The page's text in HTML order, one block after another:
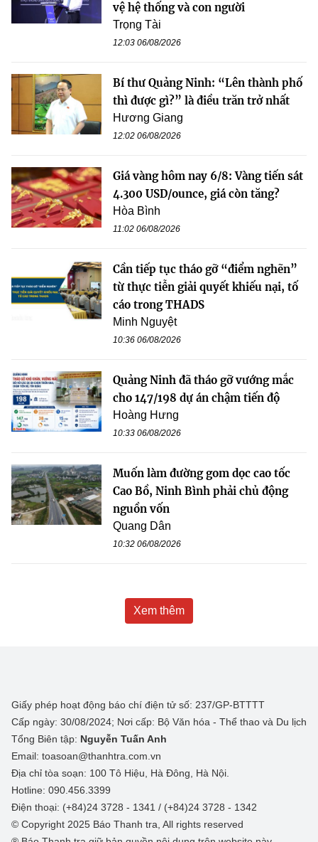
vệ hệ thống và con người
Trọng Tài
12:03 06/08/2026
Bí thư Quảng Ninh: “Lên thành phố
thì được gì?” là điều trăn trở nhất
Hương Giang
12:02 06/08/2026
Giá vàng hôm nay 6/8: Vàng tiến sát
4.300 USD/ounce, giá còn tăng?
Hòa Bình
11:02 06/08/2026
Cần tiếp tục tháo gỡ “điểm nghẽn”
từ thực tiễn giải quyết khiếu nại, tố
cáo trong THADS
Minh Nguyệt
10:36 06/08/2026
Quảng Ninh đã tháo gỡ vướng mắc
cho 147/198 dự án chậm tiến độ
Hoàng Hưng
10:33 06/08/2026
Muốn làm đường gom dọc cao tốc
Cao Bồ, Ninh Bình phải chủ động
nguồn vốn
Quang Dân
10:32 06/08/2026
Xem thêm
Giấy phép hoạt động báo chí điện tử số: 237/GP-BTTTT
Cấp ngày: 30/08/2024; Nơi cấp: Bộ Văn hóa - Thể thao và Du lịch
Tổng Biên tập: Nguyễn Tuấn Anh
Email: toasoan@thanhtra.com.vn
Địa chỉ tòa soạn: 100 Tô Hiệu, Hà Đông, Hà Nội.
Hotline: 090.456.3399
Điện thoại: (+84)24 3728 - 1341 / (+84)24 3728 - 1342
© Copyright 2025 Báo Thanh tra, All rights reserved